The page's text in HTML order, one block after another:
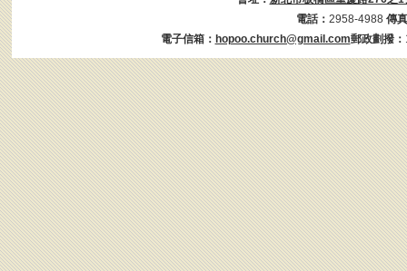
電話： 2958-4988 傳
電子信箱： hopoo.church@gmail.com郵政劃撥：